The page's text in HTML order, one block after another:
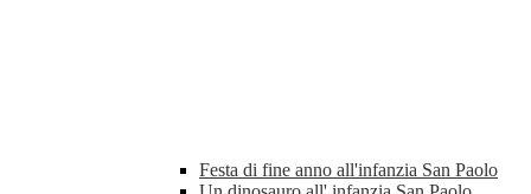
Festa di fine anno all'infanzia San Paolo